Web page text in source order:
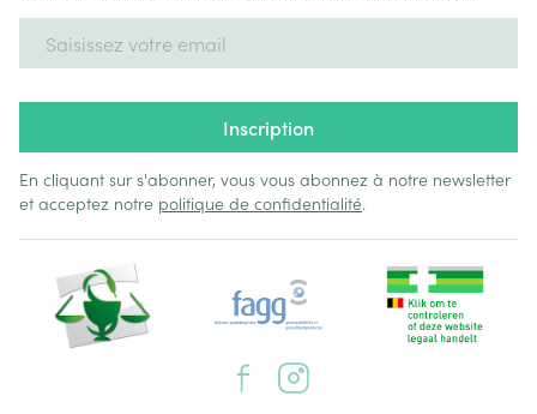
Inscription
En cliquant sur s'abonner, vous vous abonnez à notre newsletter
et acceptez notre politique de confidentialité.